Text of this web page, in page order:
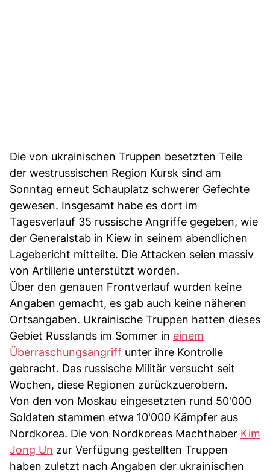
Die von ukrainischen Truppen besetzten Teile
der westrussischen Region Kursk sind am
Sonntag erneut Schauplatz schwerer Gefechte
gewesen. Insgesamt habe es dort im
Tagesverlauf 35 russische Angriffe gegeben, wie
der Generalstab in Kiew in seinem abendlichen
Lagebericht mitteilte. Die Attacken seien massiv
von Artillerie unterstützt worden.
Über den genauen Frontverlauf wurden keine
Angaben gemacht, es gab auch keine näheren
Ortsangaben. Ukrainische Truppen hatten dieses
Gebiet Russlands im Sommer in einem
Überraschungsangriff unter ihre Kontrolle
gebracht. Das russische Militär versucht seit
Wochen, diese Regionen zurückzuerobern.
Von den von Moskau eingesetzten rund 50'000
Soldaten stammen etwa 10'000 Kämpfer aus
Nordkorea. Die von Nordkoreas Machthaber Kim
Jong Un zur Verfügung gestellten Truppen
haben zuletzt nach Angaben der ukrainischen